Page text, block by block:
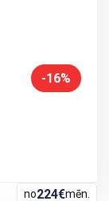
-16%
no224€mēn.